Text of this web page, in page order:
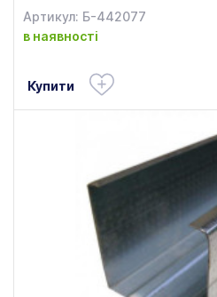
Артикул: Б-442077
в наявності
Купити